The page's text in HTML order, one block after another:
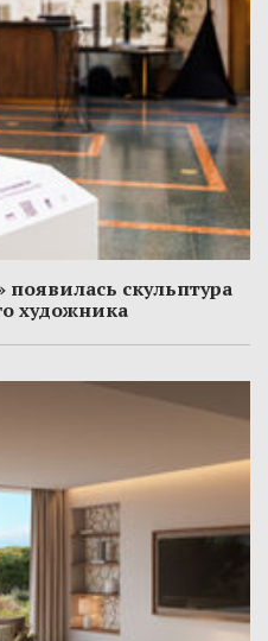
появилась скульптура
художника